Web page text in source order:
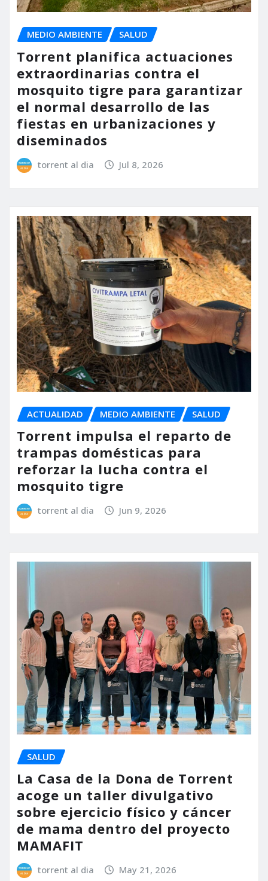
MEDIO AMBIENTE SALUD
Torrent planifica actuaciones
extraordinarias contra el
mosquito tigre para garantizar
el normal desarrollo de las
fiestas en urbanizaciones y
diseminados
torrent al dia Jul 8, 2026
ACTUALIDAD MEDIO AMBIENTE SALUD
Torrent impulsa el reparto de
trampas domésticas para
reforzar la lucha contra el
mosquito tigre
torrent al dia Jun 9, 2026
SALUD
La Casa de la Dona de Torrent
acoge un taller divulgativo
sobre ejercicio físico y cáncer
de mama dentro del proyecto
MAMAFIT
torrent al dia May 21, 2026